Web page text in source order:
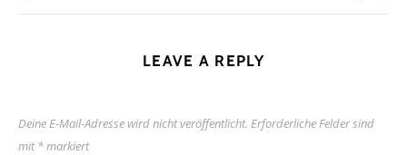
LEAVE A REPLY
Deine E-Mail-Adresse wird nicht veröffentlicht. Erforderliche Felder sind
mit *markiert